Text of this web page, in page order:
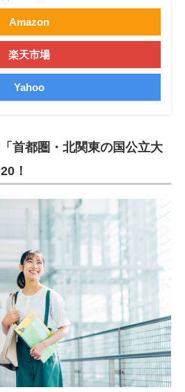
Amazon
楽天市場
Yahoo
首都圏・北関東の国公立大
！